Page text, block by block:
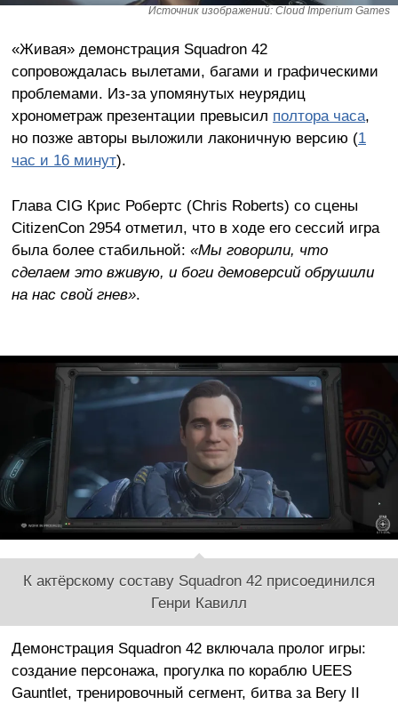
Источник изображений: Cloud Imperium Games
«Живая» демонстрация Squadron 42
сопровождалась вылетами, багами и графическими
проблемами. Из-за упомянутых неурядиц
хронометраж презентации превысил полтора часа,
но позже авторы выложили лаконичную версию (1
час и 16 минут).
Глава CIG Крис Робертс (Chris Roberts) со сцены
CitizenCon 2954 отметил, что в ходе его сессий игра
была более стабильной: «Мы говорили, что
сделаем это вживую, и боги демоверсий обрушили
на нас свой гнев».
К актёрскому составу Squadron 42 присоединился
Генри Кавилл
Демонстрация Squadron 42 включала пролог игры:
создание персонажа, прогулка по кораблю UEES
Gauntlet, тренировочный сегмент, битва за Вегу II